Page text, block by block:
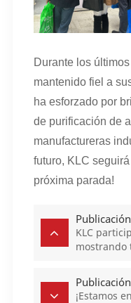
Durante los
mantenido fiel a
ha esforzado por
de purificación de
manufactureras
futuro, KLC
próxima parada!
KLC
mostrando
¡Estamos